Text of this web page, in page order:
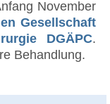
November
Gesellschaft
DGÄPC.
Behandlung.